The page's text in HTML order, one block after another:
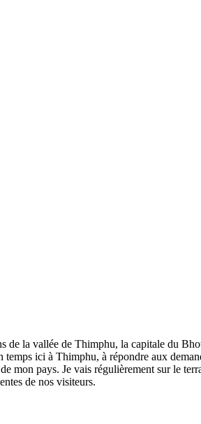
de la vallée de Thimphu, la capitale du
ici à Thimphu, à répondre aux
mon pays. Je vais régulièrement sur le
de nos visiteurs.